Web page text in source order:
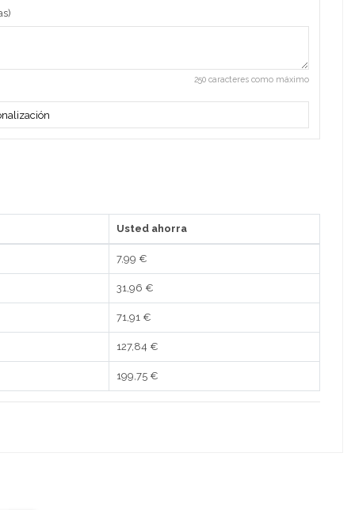
250 caracteres como máximo
Usted ahorra
7,99 €
31,96 €
71,91 €
127,84 €
199,75 €